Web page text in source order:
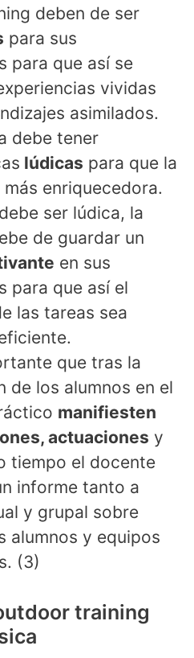
deben de ser
para sus
para que así se
vividas
asimilados.
debe tener
lúdicas para que la
enriquecedora.
ser lúdica, la
de guardar un
en sus
para que así el
las tareas sea
que tras la
de los alumnos en el
manifiesten
actuaciones y
tiempo el docente
informe tanto a
y grupal sobre
alumnos y equipos
(3)
training